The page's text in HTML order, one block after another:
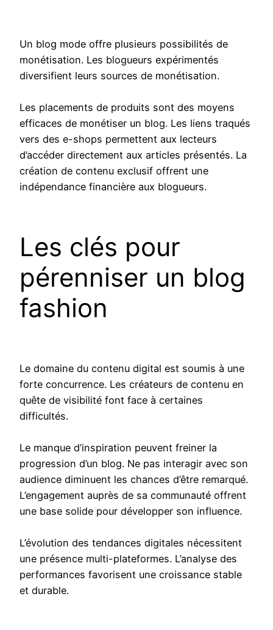
Un blog mode offre plusieurs possibilités de
monétisation. Les blogueurs expérimentés
diversifient leurs sources de monétisation.
Les placements de produits sont des moyens
efficaces de monétiser un blog. Les liens traqués
vers des e-shops permettent aux lecteurs
d’accéder directement aux articles présentés. La
création de contenu exclusif offrent une
indépendance financière aux blogueurs.
Les clés pour
pérenniser un blog
fashion
Le domaine du contenu digital est soumis à une
forte concurrence. Les créateurs de contenu en
quête de visibilité font face à certaines
difficultés.
Le manque d’inspiration peuvent freiner la
progression d’un blog. Ne pas interagir avec son
audience diminuent les chances d’être remarqué.
L’engagement auprès de sa communauté offrent
une base solide pour développer son influence.
L’évolution des tendances digitales nécessitent
une présence multi-plateformes. L’analyse des
performances favorisent une croissance stable
et durable.